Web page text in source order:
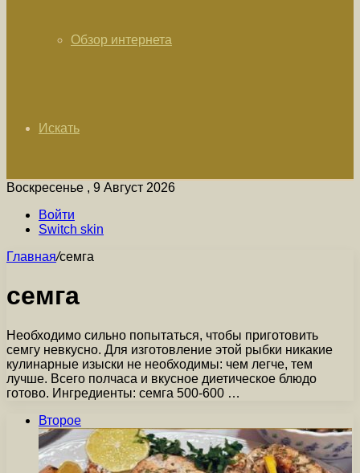
Обзор интернета
Искать
Воскресенье , 9 Август 2026
Войти
Switch skin
Главная/семга
семга
Необходимо сильно попытаться, чтобы приготовить
семгу невкусно. Для изготовление этой рыбки никакие
кулинарные изыски не необходимы: чем легче, тем
лучше. Всего полчаса и вкусное диетическое блюдо
готово. Ингредиенты: семга 500-600 …
Второе